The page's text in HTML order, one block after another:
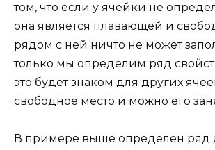
том, что если у ячейки не
она является плавающей и
рядом с ней ничто не может
только мы определим ряд
это будет знаком для других
свободное место и можно его
В примере выше определен ряд